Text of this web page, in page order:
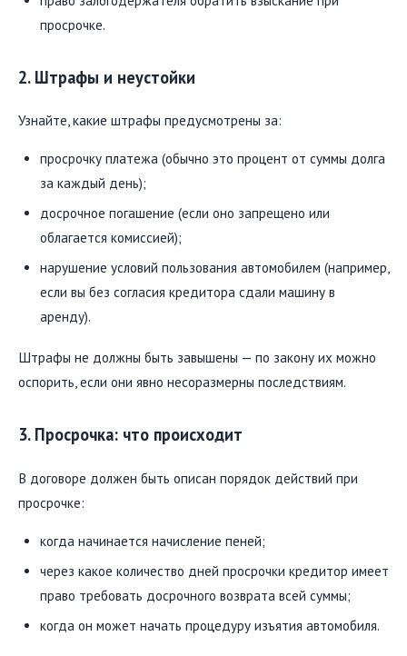
просрочке.
2. Штрафы и неустойки
Узнайте, какие штрафы предусмотрены за:
просрочку платежа (обычно это процент от суммы долга
за каждый день);
досрочное погашение (если оно запрещено или
облагается комиссией);
нарушение условий пользования автомобилем (например,
если вы без согласия кредитора сдали машину в
аренду).
Штрафы не должны быть завышены — по закону их можно
оспорить, если они явно несоразмерны последствиям.
3. Просрочка: что происходит
В договоре должен быть описан порядок действий при
просрочке:
когда начинается начисление пеней;
через какое количество дней просрочки кредитор имеет
право требовать досрочного возврата всей суммы;
когда он может начать процедуру изъятия автомобиля.